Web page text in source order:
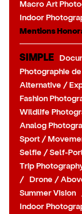
Macro Art
Indoor
Mentions
SIMPLE
Photographie
Alternative /
Fashion
Wildlife
Analog
Sport /
Selfie / Self-
Trip
/ Drone /
Summer Vision
Indoor